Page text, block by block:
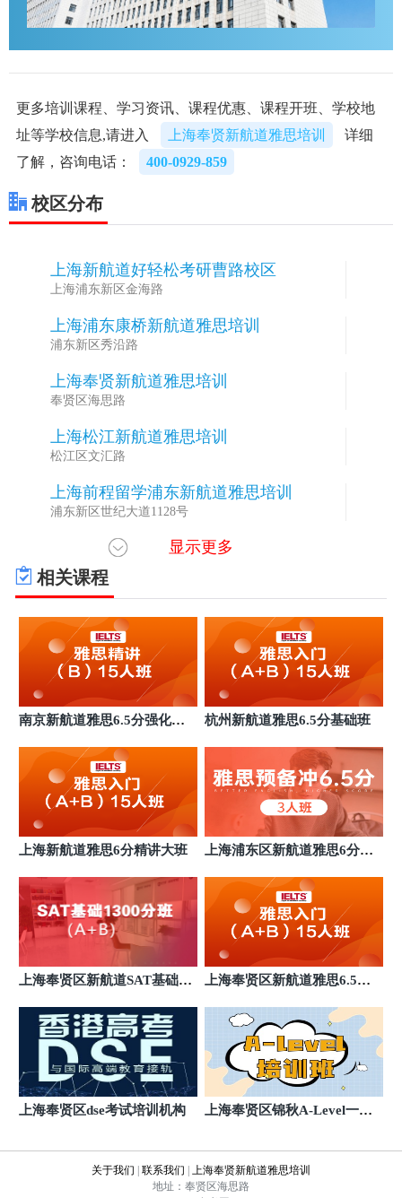
更多培训课程、学习资讯、课程优惠、课程开班、学校地
址等学校信息,请进入
上海奉贤新航道雅思培训
详细
了解，咨询电话：
400-0929-859
校区分布
上海新航道好轻松考研曹路校区
上海浦东新区金海路
上海浦东康桥新航道雅思培训
浦东新区秀沿路
上海奉贤新航道雅思培训
奉贤区海思路
上海松江新航道雅思培训
松江区文汇路
上海前程留学浦东新航道雅思培训
浦东新区世纪大道1128号
上海黄埔锦秋新航道雅思培训
黄浦区南京西路
7 上海闵行临港新航道雅思培训
浦东新区海洋一路海洋科技广场
上海闵行东川新航道雅思培训
闵行区东川路
9 上海杨浦国宾新航道雅思培训
10 上海长宁中山公园新航道雅思培训
长海长宁中山公园新航道
上海浦东世纪大道新航道雅思培训
浦东新区世纪大道1128号
12 上海徐汇AF艺术留学旗舰新航道雅思培训
徐汇区文定路
13 上海徐汇前程留学旗舰新航道雅思培训
上海黄浦区人民广场新航道雅思培训
上海黄浦区南京西路
上海徐汇文定新航道雅思培训
徐汇区文定路
16 上海杨浦区新航道雅思培训
上海市浦东新区张杨路620号
显示更多
相关课程
南京新航道雅思6.5分强化小
杭州新航道雅思6.5分基础班
上海新航道雅思6分精讲大班
上海浦东区新航道雅思6分班
上海奉贤区新航道SAT基础14
上海奉贤区新航道雅思6.5分
上海奉贤区dse考试培训机构
上海奉贤区锦秋A-Level一对
关于我们 | 联系我们 |
上海奉贤新航道雅思培训
地址：奉贤区海思路